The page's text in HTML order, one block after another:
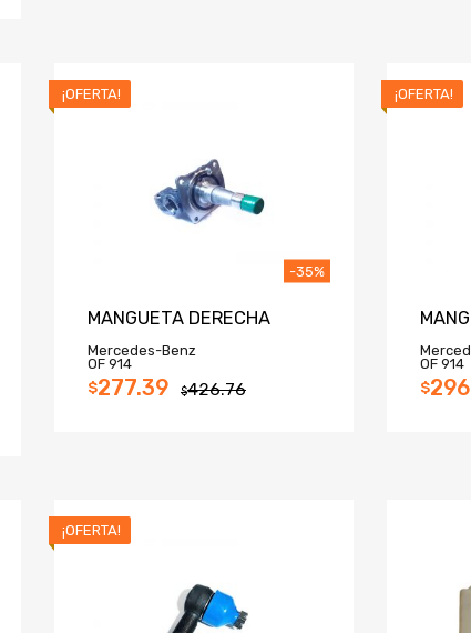
¡OFERTA!
MANGUETA DERECHA
Mercedes-Benz
OF 914
$426.76
$277.39
-35%
¡OFERTA!
OF 914
$
¡OFERTA!